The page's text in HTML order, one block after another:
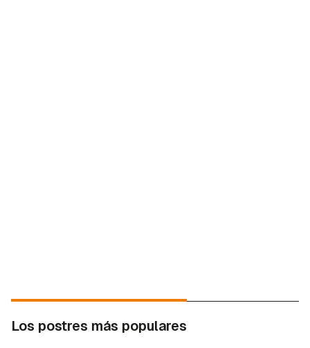
Los postres más populares